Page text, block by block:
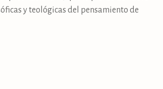
y teológicas del pensamiento de